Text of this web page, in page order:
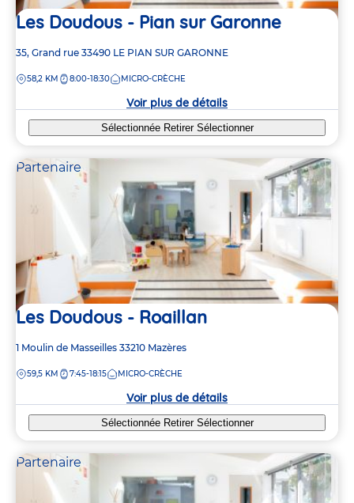
Les Doudous - Pian sur Garonne
Adresse
la
35, Grand rue 33490 LE PIAN SUR GARONNE
DISTANCE
58,2 KM 8:00-18:30 MICRO-CRÈCHE
Voir plus de détails
Sélectionnée Retirer Sélectionner
Partenaire
Les Doudous - Roaillan
Adresse
la
1 Moulin de Masseilles 33210 Mazères
DISTANCE
59,5 KM 7:45-18:15 MICRO-CRÈCHE
Voir plus de détails
Sélectionnée Retirer Sélectionner
Partenaire